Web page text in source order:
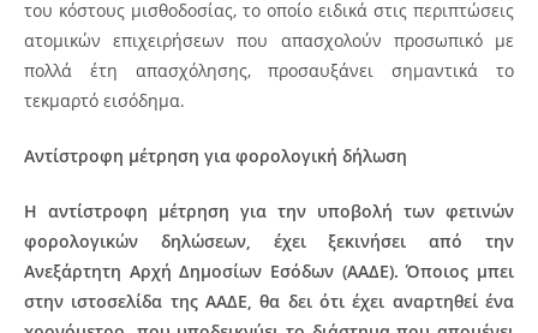
του κόστους μισθοδοσίας, το οποίο ειδικά στις περιπτώσεις
ατομικών επιχειρήσεων που απασχολούν προσωπικό με
πολλά έτη απασχόλησης, προσαυξάνει σημαντικά το
τεκμαρτό εισόδημα.
Αντίστροφη μέτρηση για φορολογική δήλωση
Η αντίστροφη μέτρηση για την υποβολή των φετινών
φορολογικών δηλώσεων, έχει ξεκινήσει από την
Ανεξάρτητη Αρχή Δημοσίων Εσόδων (ΑΑΔΕ). Όποιος μπει
στην ιστοσελίδα της ΑΑΔΕ, θα δει ότι έχει αναρτηθεί ένα